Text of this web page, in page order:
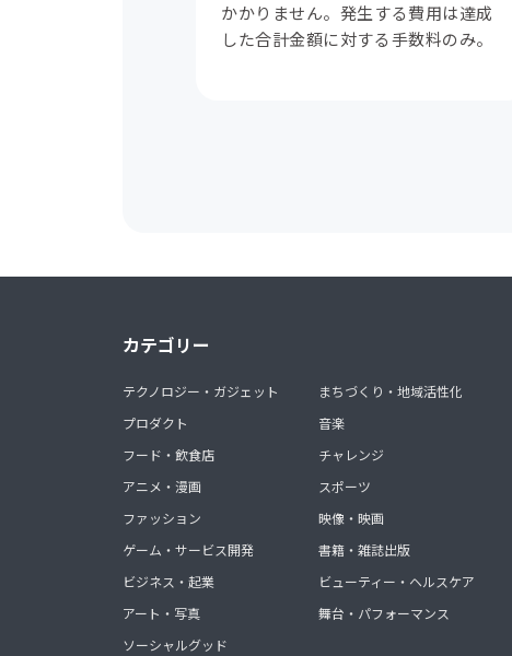
かかりません。発生する費用は達成
した合計金額に対する手数料のみ。
カテゴリー
テクノロジー・ガジェット
プロダクト
フード・飲食店
アニメ・漫画
ファッション
ゲーム・サービス開発
ビジネス・起業
アート・写真
ソーシャルグッド
まちづくり・地域活性化
音楽
チャレンジ
スポーツ
映像・映画
書籍・雑誌出版
ビューティー・ヘルスケア
舞台・パフォーマンス